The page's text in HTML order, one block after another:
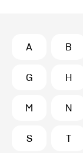
A B
G H
M N
S T